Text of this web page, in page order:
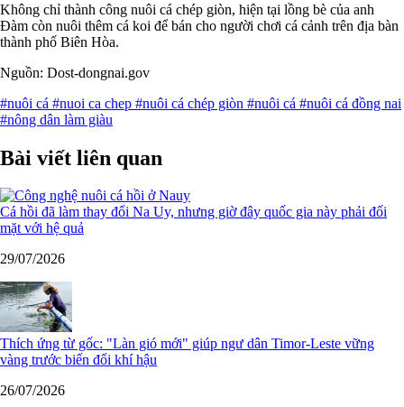
Không chỉ thành công nuôi cá chép giòn, hiện tại lồng bè của anh
Đàm còn nuôi thêm cá koi để bán cho người chơi cá cảnh trên địa bàn
thành phố Biên Hòa.
Nguồn: Dost-dongnai.gov
#nuôi cá #nuoi ca chep #nuôi cá chép giòn #nuôi cá #nuôi cá đồng nai
#nông dân làm giàu
Bài viết liên quan
Cá hồi đã làm thay đổi Na Uy, nhưng giờ đây quốc gia này phải đối
mặt với hệ quả
29/07/2026
Thích ứng từ gốc: "Làn gió mới" giúp ngư dân Timor-Leste vững
vàng trước biến đổi khí hậu
26/07/2026